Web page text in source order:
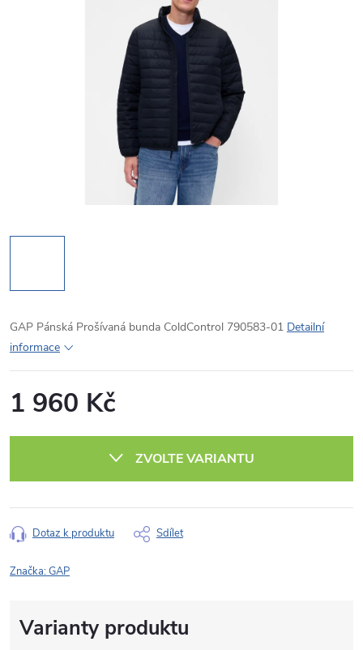
GAP Pánská Prošívaná bunda ColdControl 790583-01 Detailní
informace
1 960 Kč
ZVOLTE VARIANTU
Dotaz k produktu Sdílet
Značka:GAP